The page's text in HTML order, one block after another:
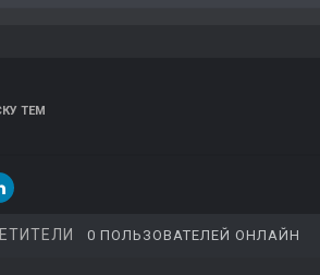
ТЕМ
0 ПОЛЬЗОВАТЕЛЕЙ ОНЛАЙН